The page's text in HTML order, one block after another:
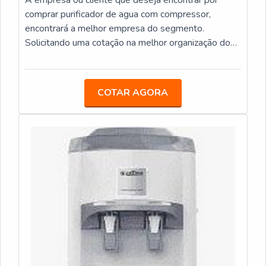
Responsável; Altamente qualificada; Inovadora;
Ágil.EFICIÊNCIA E QUALIDADE
COMPROVADANa Veneza Filtros sempre tem a
solução mais buscada na área de bebedouro
oferece, como bebedouro de pressão acionado por
pedal e mangueiras atóxicas.Tem rótulo de em uma
empresa comprometida com seus serviços e em
escritório de alta qualidade onde são realizadas as
atividades e biblioteca técnica de apoio. Tudo isso,
somado à performance de uma equipe
multidisciplinar de consultores associados e
profissionais com vasta experiência na área de
atuação, comprova sua essência de trazer o melhor
para todos os clientes.
comprar purificador de agua com compressor,
encontrará a melhor empresa do segmento.
Solicitando uma cotação na melhor organização do
do ramo.Quando a busca é por comprar purificador
especializados da Veneza Filtros o cliente obterá
proteção com comprometimento com os resultados
dos clientes.MAIS SOBRE COMPRAR
PURIFICADOR DE AGUA COM COMPRESSORA
Veneza Filtros objetiva sua energia em oferecer aos
parceiros uma estrutura com escritório de alta
qualidade onde são realizadas as atividades e
estrutura suficiente para atender todas as
demandas, tudo isso para garantir que se tenha
comprar purificador de agua com compressor com
assertividade.Há muitas maneiras eficientes de
demonstrar competência e excelência em sua área
COTAR AGORA